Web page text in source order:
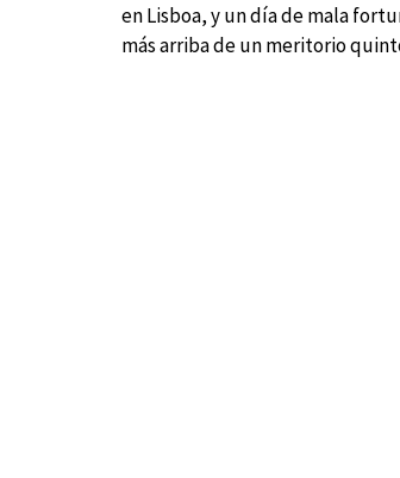
en Lisboa, y un día de mala
más arriba de un meritorio